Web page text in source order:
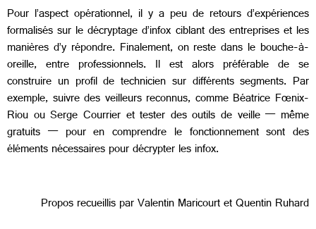
Pour l’aspect opérationnel, il y a peu de retours d’expériences
formalisés sur le décryptage d’infox ciblant des entreprises et les
manières d’y répondre. Finalement, on reste dans le bouche-à-
oreille, entre professionnels. Il est alors préférable de se
construire un profil de technicien sur différents segments. Par
exemple, suivre des veilleurs reconnus, comme Béatrice Fœnix-
Riou ou Serge Courrier et tester des outils de veille — même
gratuits — pour en comprendre le fonctionnement sont des
éléments nécessaires pour décrypter les infox.
Propos recueillis par Valentin Maricourt et Quentin Ruhard